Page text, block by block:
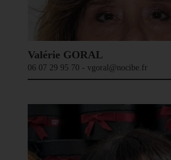
Valérie GORAL
06 07 29 95 70 - vgoral@nocibe.fr